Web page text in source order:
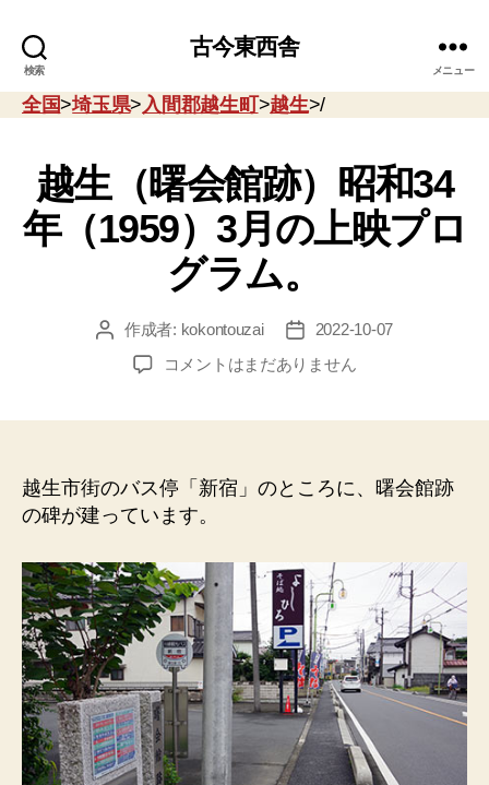
検索
古今東西舎
メニュー
全国>埼玉県>入間郡越生町 >越生>/
越生（曙会館跡）昭和34
年（1959）3月の上映プロ
グラム。
投 作成者: kokontouzai
投
稿
日
2022-10-07
越
跡）
昭
和
年
（1959）
3
月
の
上
映
プ
ロ
コメントはまだありません
越生市街のバス停「新宿」のところに、曙会館跡
の碑が建っています。